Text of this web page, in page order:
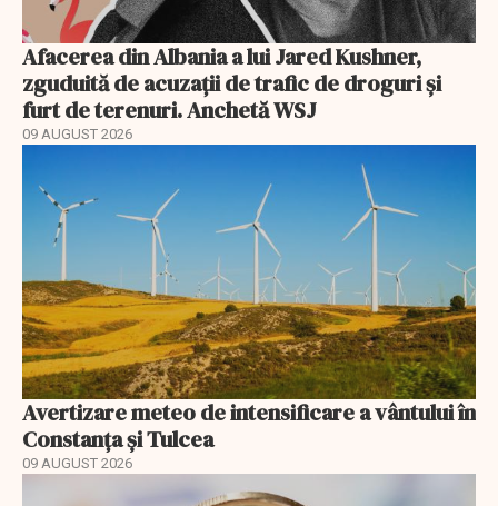
Afacerea din Albania a lui Jared Kushner,
zguduită de acuzații de trafic de droguri și
furt de terenuri. Anchetă WSJ
09 AUGUST 2026
Avertizare meteo de intensificare a vântului în
Constanța și Tulcea
09 AUGUST 2026